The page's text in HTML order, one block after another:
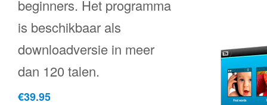
beginners. Het programma
is beschikbaar als
downloadversie in meer
dan 120 talen.
€39.95